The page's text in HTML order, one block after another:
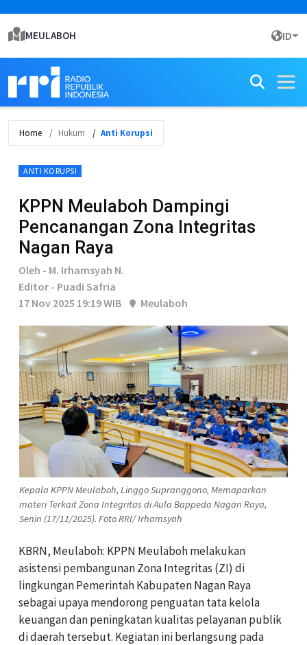
MEULABOH ID
Home Hukum Anti Korupsi
ANTI KORUPSI
KPPN Meulaboh Dampingi
Pencanangan Zona Integritas
Nagan Raya
Oleh - M. Irhamsyah N.
Editor - Puadi Safria
17 Nov 2025 19:19 WIB
Meulaboh
Kepala KPPN Meulaboh, Linggo Supranggono, Memaparkan
materi Terkait Zona Integritas di Aula Bappeda Nagan Raya,
Senin (17/11/2025). Foto RRI/ Irhamsyah
KBRN, Meulaboh: KPPN Meulaboh melakukan
asistensi pembangunan Zona Integritas (ZI) di
lingkungan Pemerintah Kabupaten Nagan Raya
sebagai upaya mendorong penguatan tata kelola
keuangan dan peningkatan kualitas pelayanan publik
di daerah tersebut. Kegiatan ini berlangsung pada